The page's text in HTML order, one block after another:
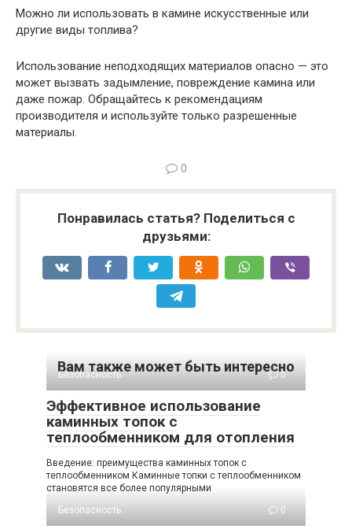
Можно ли использовать в камине искусственные или
другие виды топлива?
Использование неподходящих материалов опасно — это
может вызвать задымление, повреждение камина или
даже пожар. Обращайтесь к рекомендациям
производителя и используйте только разрешенные
материалы.
0
Понравилась статья? Поделиться с
друзьями:
Вам также может быть интересно
Безопасность 0
Эффективное использование
каминных топок с
теплообменником для отопления
Введение: преимущества каминных топок с
теплообменником Каминные топки с теплообменником
становятся все более популярными
Безопасность
0